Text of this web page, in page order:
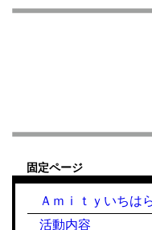
固定ページ
Ａｍｉｔｙいちは
活動内容